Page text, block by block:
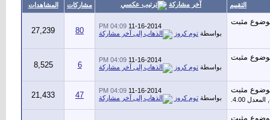
التقييم آخر مشاركة مشاركات المشاهدات
11-16-2014
04:09 PM
بواسطة توم كروز 80
27,239
11-16-2014
04:09 PM
بواسطة توم كروز 6
8,525
11-16-2014
04:09 PM
بواسطة توم كروز 47
21,433